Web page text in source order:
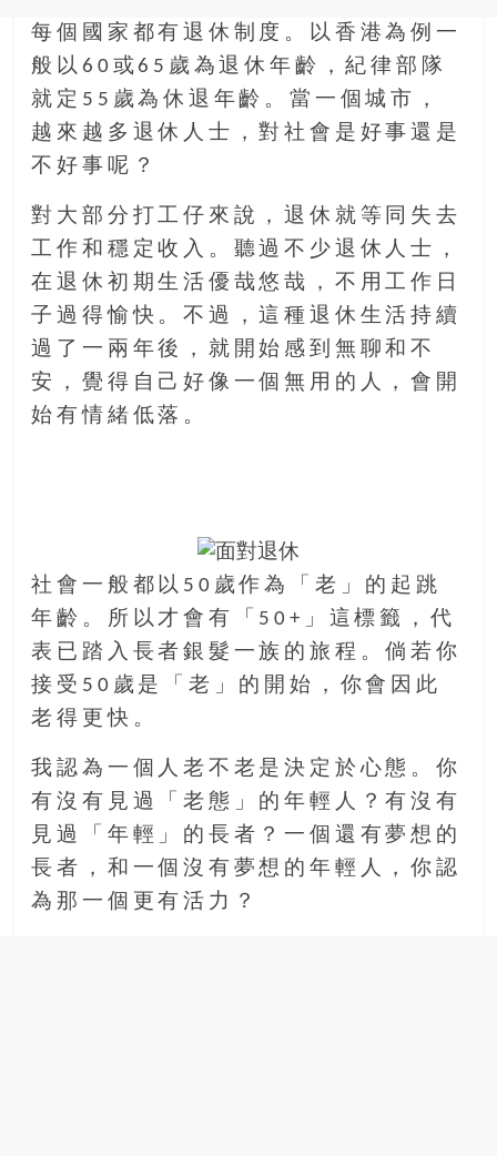
每個國家都有退休制度。以香港為例一
般以60或65歲為退休年齡，紀律部隊
就定55歲為休退年齡。當一個城市，
越來越多退休人士，對社會是好事還是
不好事呢？
對大部分打工仔來說，退休就等同失去
工作和穩定收入。聽過不少退休人士，
在退休初期生活優哉悠哉，不用工作日
子過得愉快。不過，這種退休生活持續
過了一兩年後，就開始感到無聊和不
安，覺得自己好像一個無用的人，會開
始有情緒低落。
社會一般都以50歲作為「老」的起跳
年齡。所以才會有「50+」這標籤，代
表已踏入長者銀髮一族的旅程。倘若你
接受50歲是「老」的開始，你會因此
老得更快。
我認為一個人老不老是決定於心態。你
有沒有見過「老態」的年輕人？有沒有
見過「年輕」的長者？一個還有夢想的
長者，和一個沒有夢想的年輕人，你認
為那一個更有活力？